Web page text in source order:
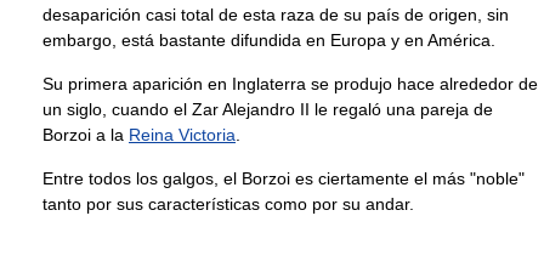
desaparición casi total de esta raza de su país de origen, sin
embargo, está bastante difundida en Europa y en América.
Su primera aparición en Inglaterra se produjo hace alrededor de
un siglo, cuando el Zar Alejandro II le regaló una pareja de
Borzoi a la Reina Victoria
Entre todos los galgos, el Borzoi es ciertamente el más "noble"
tanto por sus características como por su andar.